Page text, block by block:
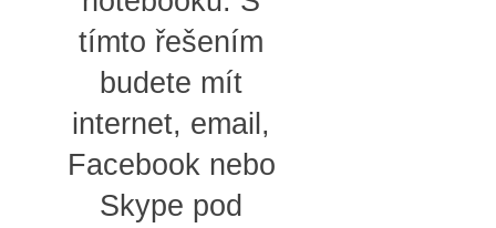
tímto řešením
budete mít
internet, email,
Facebook nebo
Skype pod